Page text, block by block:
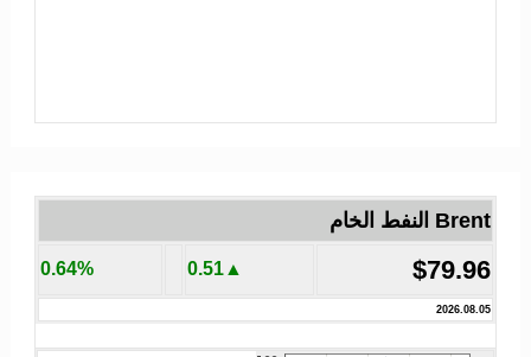
Brent النفط الخام
$79.96
▲0.51
0.64%
2026.08.05